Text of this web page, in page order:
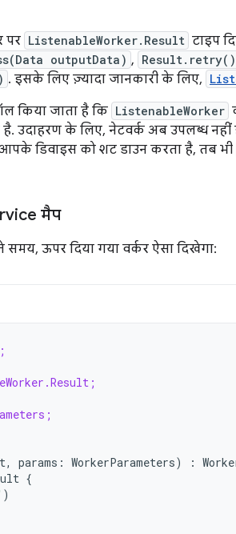
पर ListenableWorker.Result टाइप
outputData) , Result.retry()
. इसके लिए ज़्यादा जानकारी के लिए,
किया जाता है कि ListenableWorker
है. उदाहरण के लिए, नेटवर्क अब उपलब्ध नहीं
डिवाइस को शट डाउन करता है, तब भी
मैप
ऊपर दिया गया वर्कर ऐसा दिखेगा:
, params : WorkerParameters) :
{
)